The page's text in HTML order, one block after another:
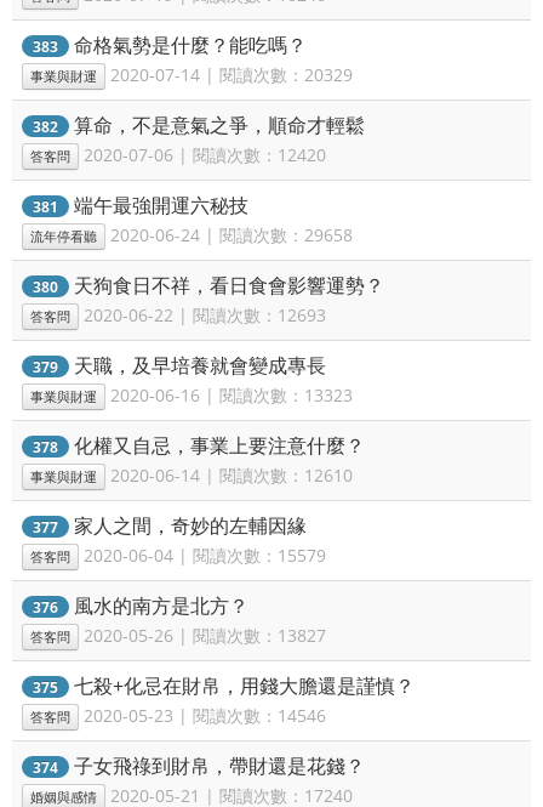
383 命格氣勢是什麼？能吃嗎？
事業與財運 2020-07-14 | 閱讀次數：20329
382 算命，不是意氣之爭，順命才輕鬆
答客問 2020-07-06 | 閱讀次數：12420
381 端午最強開運六秘技
流年停看聽 2020-06-24 | 閱讀次數：29658
380 天狗食日不祥，看日食會影響運勢？
答客問 2020-06-22 | 閱讀次數：12693
379 天職，及早培養就會變成專長
事業與財運 2020-06-16 | 閱讀次數：13323
378 化權又自忌，事業上要注意什麼？
事業與財運 2020-06-14 | 閱讀次數：12610
377 家人之間，奇妙的左輔因緣
答客問 2020-06-04 | 閱讀次數：15579
376 風水的南方是北方？
答客問 2020-05-26 | 閱讀次數：13827
375 七殺+化忌在財帛，用錢大膽還是謹慎？
答客問 2020-05-23 | 閱讀次數：14546
374 子女飛祿到財帛，帶財還是花錢？
婚姻與感情 2020-05-21 | 閱讀次數：17240